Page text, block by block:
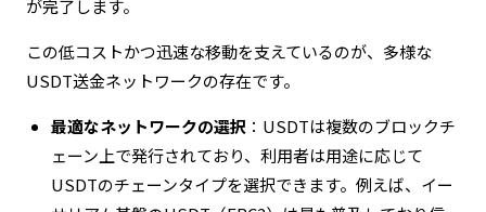
が完了します。
この低コストかつ迅速な移動を支えているのが、多様な
USDT送金ネットワークの存在です。
最適なネットワークの選択：USDTは複数のブロックチ
ェーン上で発行されており、利用者は用途に応じて
USDTのチェーンタイプを選択できます。例えば、イー